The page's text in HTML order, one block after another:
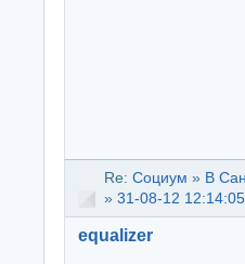
Re: Социум » В
» 31-08-12 12:14:05
equalizer